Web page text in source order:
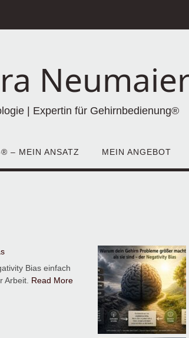
| Expertin für Gehirnbedienung®
– MEIN ANSATZ MEIN ANGEBOT
Bias einfach
Arbeit. Read More